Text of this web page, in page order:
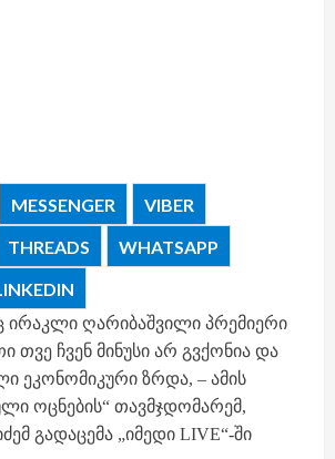
MESSENGER
VIBER
THREADS
WHATSAPP
ირაკლი ღარიბაშვილი პრემიერი
თვე ჩვენ მინუსი არ გვქონია და
ეკონომიკური ზრდა, – ამის
ოცნების“ თავმჯდომარემ,
გადაცემა „იმედი LIVE“-ში